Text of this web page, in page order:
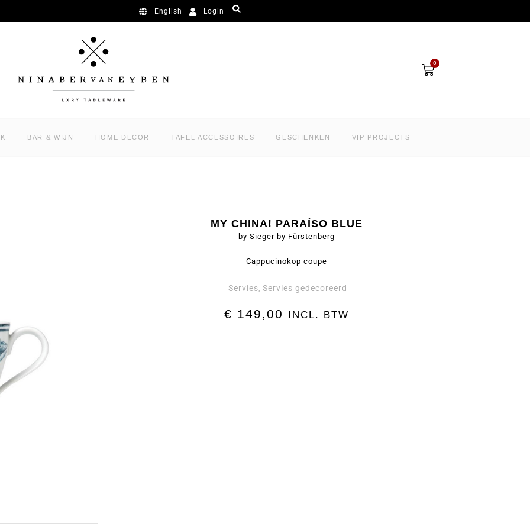
English Login
0
Winkelwagen
BAR & WIJN HOME DECOR TAFEL ACCESSOIRES GESCHENKEN VIP PROJECTS
MY CHINA! PARAÍSO BLUE
by Sieger by Fürstenberg
Cappucinokop coupe
Servies,Servies gedecoreerd
€ 149,00 INCL. BTW